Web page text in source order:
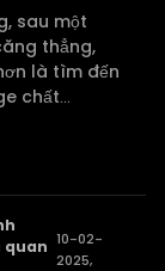
sau một
thẳng,
là tìm đến
chất...
quan 10-02-
2025,